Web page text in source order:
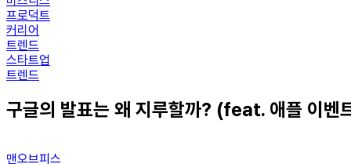
프로덕트
커리어
트렌드
스타트업
트렌드
구글의 발표는 왜 지루할까? (feat. 애플 이벤
맨오브피스